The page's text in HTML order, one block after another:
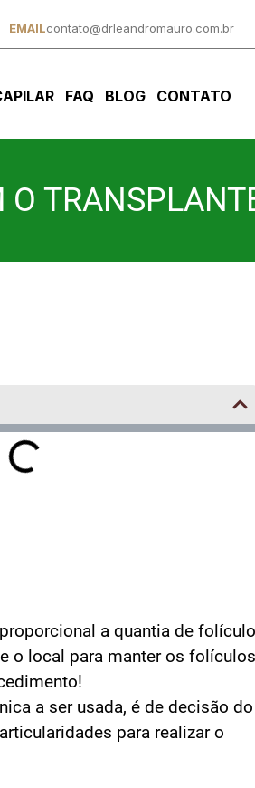
EMAILcontato@drleandromauro.com.br
FAQ BLOG CONTATO
O
a quantia de
o local para manter os folículos
a ser usada, é de decisão do
para realizar o